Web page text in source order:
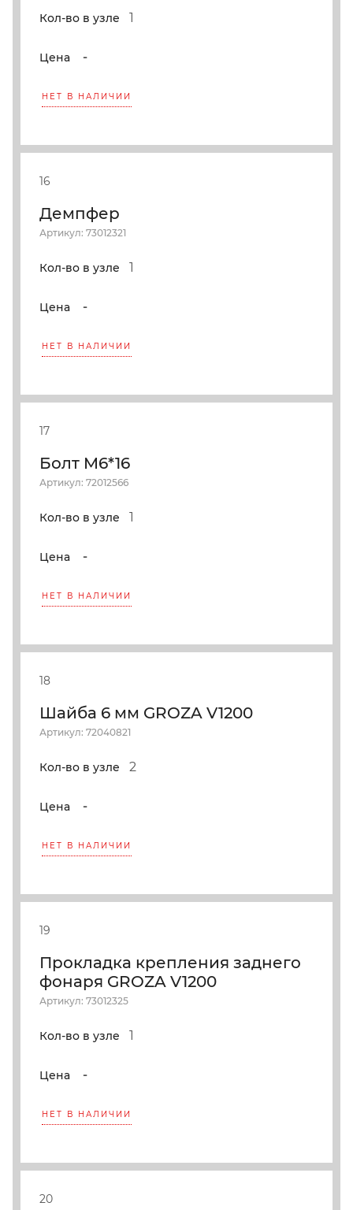
Кол-во в узле 1
Цена -
НЕТ В НАЛИЧИИ
16
Демпфер
Артикул: 73012321
Кол-во в узле 1
Цена -
НЕТ В НАЛИЧИИ
17
Болт M6*16
Артикул: 72012566
Кол-во в узле 1
Цена -
НЕТ В НАЛИЧИИ
18
Шайба 6 мм GROZA V1200
Артикул: 72040821
Кол-во в узле 2
Цена -
НЕТ В НАЛИЧИИ
19
Прокладка крепления заднего
фонаря GROZA V1200
Артикул: 73012325
Кол-во в узле 1
Цена -
НЕТ В НАЛИЧИИ
20